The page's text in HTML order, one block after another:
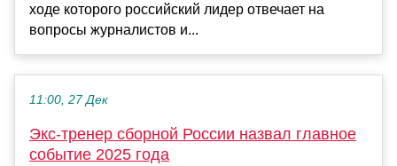
ходе которого российский лидер отвечает на
вопросы журналистов и...
11:00, 27 Дек
Экс-тренер сборной России назвал главное
событие 2025 года